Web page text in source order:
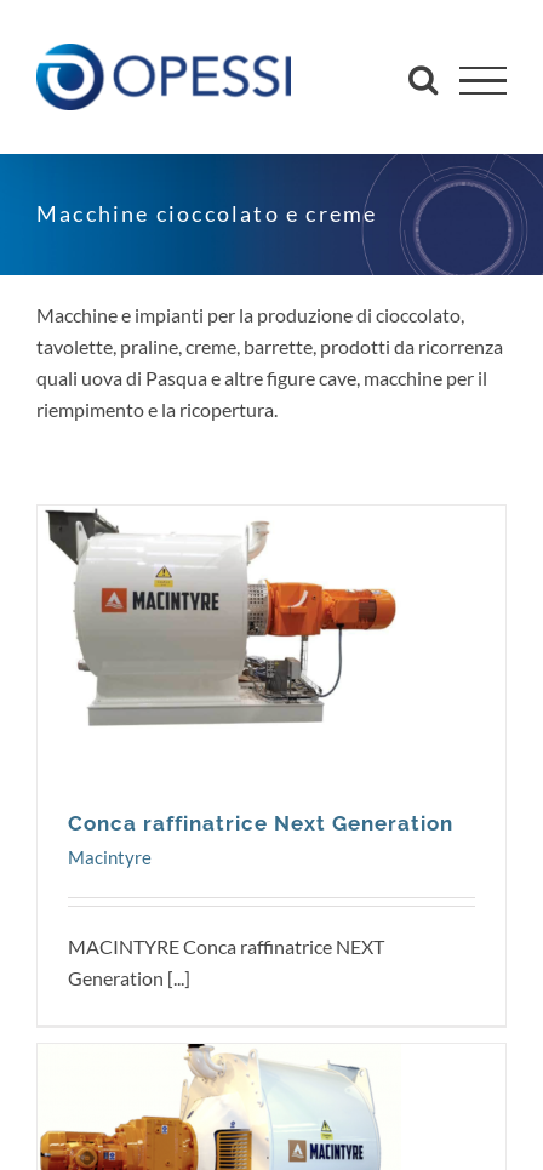
contenuto
Macchine cioccolato e creme
Macchine e impianti per la produzione di cioccolato,
tavolette, praline, creme, barrette, prodotti da ricorrenza
quali uova di Pasqua e altre figure cave, macchine per il
riempimento e la ricopertura.
Macintyre
Conca raffinatrice Next Generation
Macintyre
MACINTYRE Conca raffinatrice NEXT
Generation [...]